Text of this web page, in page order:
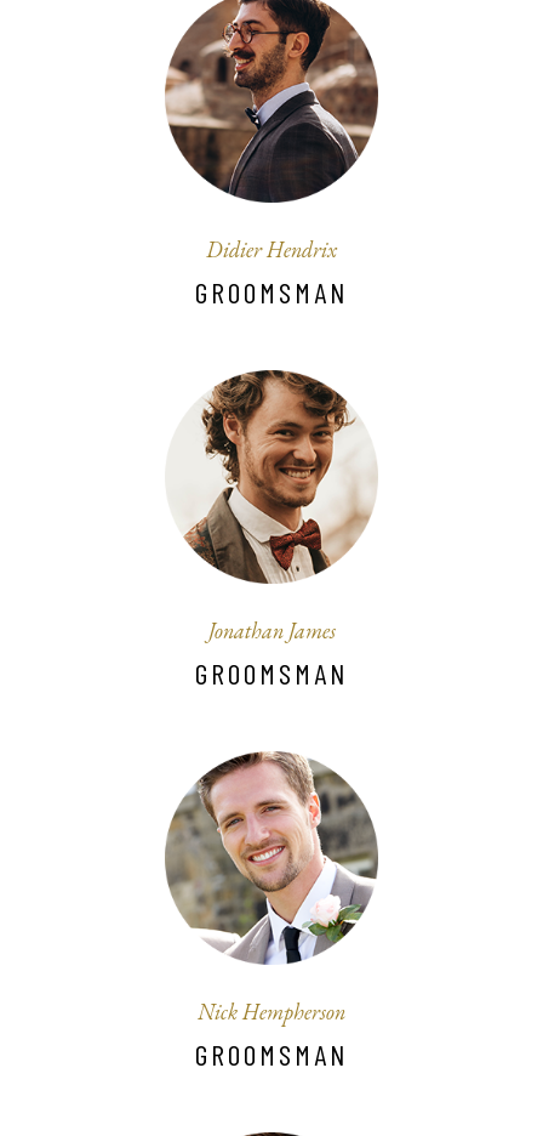
Didier Hendrix
GROOMSMAN
Jonathan James
GROOMSMAN
Nick Hempherson
GROOMSMAN